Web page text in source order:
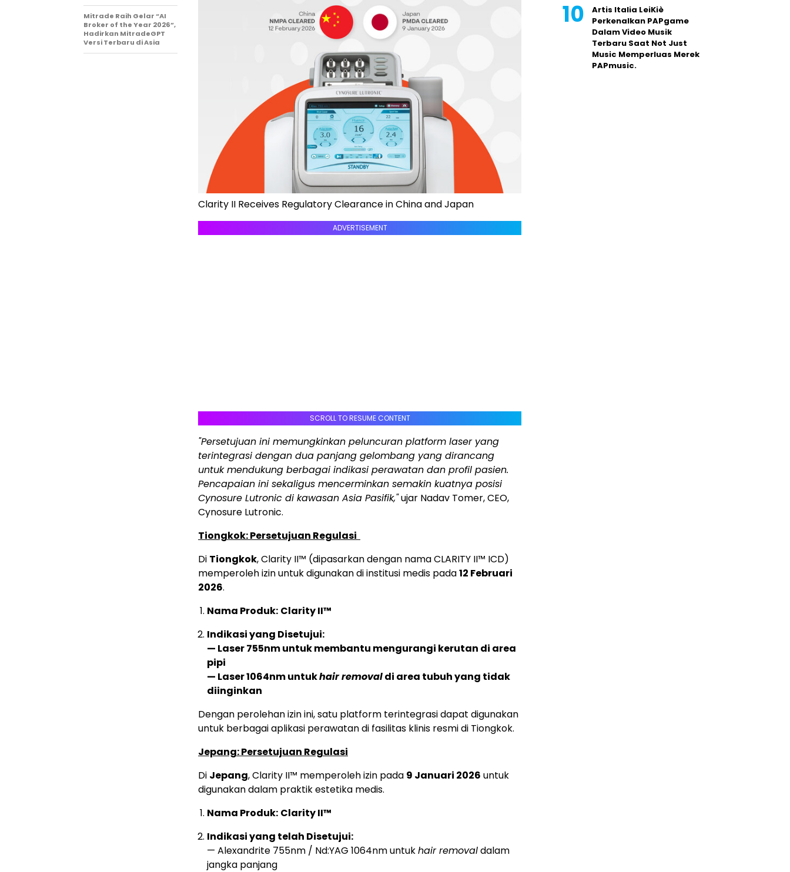
Clarity II Receives Regulatory Clearance in China and Japan
ADVERTISEMENT
SCROLL TO RESUME CONTENT
"Persetujuan ini memungkinkan peluncuran platform laser yang
terintegrasi dengan dua panjang gelombang yang dirancang
untuk mendukung berbagai indikasi perawatan dan profil pasien.
Pencapaian ini sekaligus mencerminkan semakin kuatnya posisi
Cynosure Lutronic di kawasan Asia Pasifik,"ujar Nadav Tomer, CEO,
Cynosure Lutronic.
Tiongkok: Persetujuan Regulasi
Di Tiongkok, Clarity II™ (dipasarkan dengan nama CLARITY II™ ICD)
memperoleh izin untuk digunakan di institusi medis pada12 Februari
2026.
Nama Produk: Clarity II™
Indikasi yang Disetujui:
— Laser 755nm untuk membantu mengurangi kerutan di area
pipi
— Laser 1064nm untukhair removaldi area tubuh yang tidak
diinginkan
Dengan perolehan izin ini, satu platform terintegrasi dapat digunakan
untuk berbagai aplikasi perawatan di fasilitas klinis resmi di Tiongkok.
Jepang: Persetujuan Regulasi
Di Jepang, Clarity II™ memperoleh izin pada 9 Januari 2026 untuk
digunakan dalam praktik estetika medis.
Nama Produk: Clarity II™
Indikasi yang telah Disetujui:
— Alexandrite 755nm / Nd:YAG 1064nm untukhair removaldalam
jangka panjang
Mitrade Raih Gelar “AI
Broker of the Year 2026”,
Hadirkan MitradeGPT
Versi Terbaru di Asia
Artis Italia LeiKiè
Perkenalkan PAPgame
Dalam Video Musik
Terbaru Saat Not Just
Music Memperluas Merek
PAPmusic.